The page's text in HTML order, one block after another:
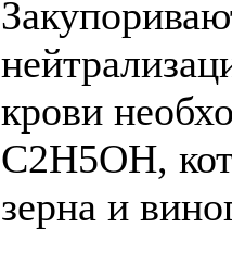
крови
С2Н5ОН,
зерна и